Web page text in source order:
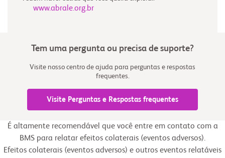
www.abrale.org.br
Tem uma pergunta ou precisa de suporte?
Visite nosso centro de ajuda para perguntas e respostas
frequentes.
Visite Perguntas e Respostas frequentes
É altamente recomendável que você entre em contato com a
BMS para relatar efeitos colaterais (eventos adversos).
Efeitos colaterais (eventos adversos) e outros eventos relatáveis